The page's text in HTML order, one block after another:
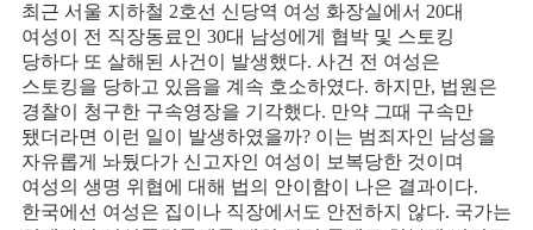
최근 서울 지하철 2호선 신당역 여성 화장실에서 20대
여성이 전 직장동료인 30대 남성에게 협박 및 스토킹
당하다 또 살해된 사건이 발생했다. 사건 전 여성은
스토킹을 당하고 있음을 계속 호소하였다. 하지만, 법원은
경찰이 청구한 구속영장을 기각했다. 만약 그때 구속만
됐더라면 이런 일이 발생하였을까? 이는 범죄자인 남성을
자유롭게 놔뒀다가 신고자인 여성이 보복당한 것이며
여성의 생명 위협에 대해 법의 안이함이 나은 결과이다.
한국에선 여성은 집이나 직장에서도 안전하지 않다. 국가는